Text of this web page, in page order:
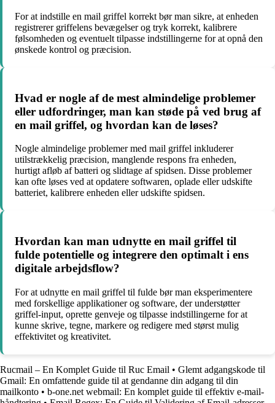
For at indstille en mail griffel korrekt bør man sikre, at enheden
registrerer griffelens bevægelser og tryk korrekt, kalibrere
følsomheden og eventuelt tilpasse indstillingerne for at opnå den
ønskede kontrol og præcision.
Hvad er nogle af de mest almindelige problemer
eller udfordringer, man kan støde på ved brug af
en mail griffel, og hvordan kan de løses?
Nogle almindelige problemer med mail griffel inkluderer
utilstrækkelig præcision, manglende respons fra enheden,
hurtigt afløb af batteri og slidtage af spidsen. Disse problemer
kan ofte løses ved at opdatere softwaren, oplade eller udskifte
batteriet, kalibrere enheden eller udskifte spidsen.
Hvordan kan man udnytte en mail griffel til
fulde potentielle og integrere den optimalt i ens
digitale arbejdsflow?
For at udnytte en mail griffel til fulde bør man eksperimentere
med forskellige applikationer og software, der understøtter
griffel-input, oprette genveje og tilpasse indstillingerne for at
kunne skrive, tegne, markere og redigere med størst mulig
effektivitet og kreativitet.
Rucmail – En Komplet Guide til Ruc Email • Glemt adgangskode til
Gmail: En omfattende guide til at gendanne din adgang til din
mailkonto • b-one.net webmail: En komplet guide til effektiv e-mail-